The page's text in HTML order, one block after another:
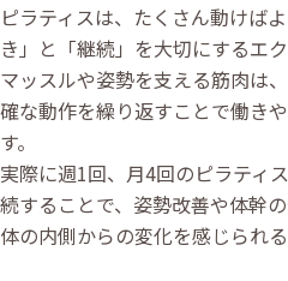
ピラティスは、たくさん動けば
き」と「継続」を大切にするエ
マッスルや姿勢を支える筋肉は
確な動作を繰り返すことで働き
す。
実際に週1回、月4回のピラティ
続することで、姿勢改善や体幹
体の内側からの変化を感じられ